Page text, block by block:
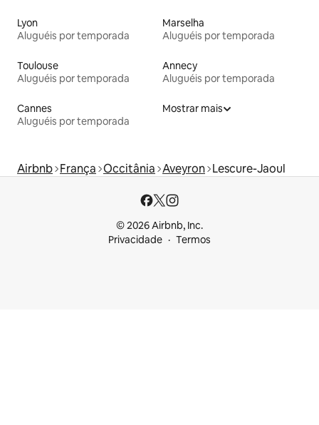
Lyon
Aluguéis por temporada
Marselha
Aluguéis por temporada
Toulouse
Aluguéis por temporada
Annecy
Aluguéis por temporada
Cannes
Aluguéis por temporada
Mostrar mais
Airbnb França Occitânia Aveyron Lescure-Jaoul
© 2026 Airbnb, Inc.
Privacidade
Termos